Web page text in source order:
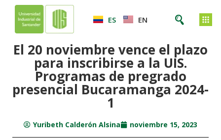
ES EN
El 20 noviembre vence el plazo
para inscribirse a la UIS.
Programas de pregrado
presencial Bucaramanga 2024-
1
Yuribeth Calderón Alsina noviembre 15, 2023